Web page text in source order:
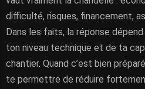
difficulté, risques, financement,
Dans les faits, la réponse
ton niveau technique et de ta
chantier. Quand c’est bien
te permettre de réduire